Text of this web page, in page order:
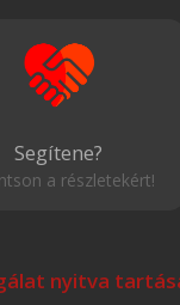
Segítene?
a részletekért!
nyitva